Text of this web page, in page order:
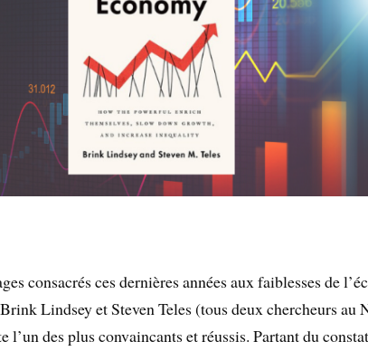
consacrés ces dernières années aux faiblesses de
Lindsey et Steven Teles (tous deux chercheurs au
l’un des plus convaincants et réussis. Partant du constat